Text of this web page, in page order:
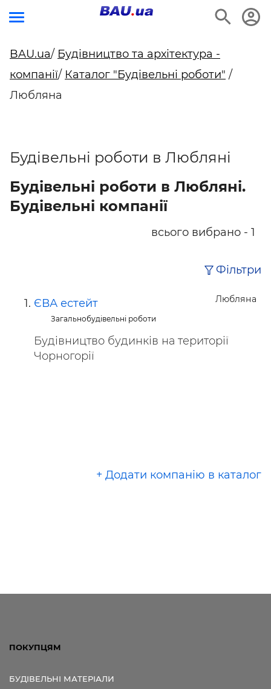
BAU.ua/ Будівництво та архітектура -
компанії/ Каталог "Будівельні роботи" /
Любляна
Будівельні роботи в Любляні
Будівельні роботи в Любляні.
Будівельні компанії
всього вибрано - 1
Фільтри
Любляна
ЄВА естейт
Загальнобудівельні роботи
Будівництво будинків на території
Чорногорії
+ Додати компанію в каталог
ПОКУПЦЯМ
БУДІВЕЛЬНІ МАТЕРІАЛИ